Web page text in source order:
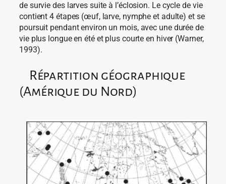
de survie des larves suite à l’éclosion. Le cycle de vie
contient 4 étapes (œuf, larve, nymphe et adulte) et se
poursuit pendant environ un mois, avec une durée de
vie plus longue en été et plus courte en hiver (Warner,
1993).
Répartition géographique
(Amérique du Nord)